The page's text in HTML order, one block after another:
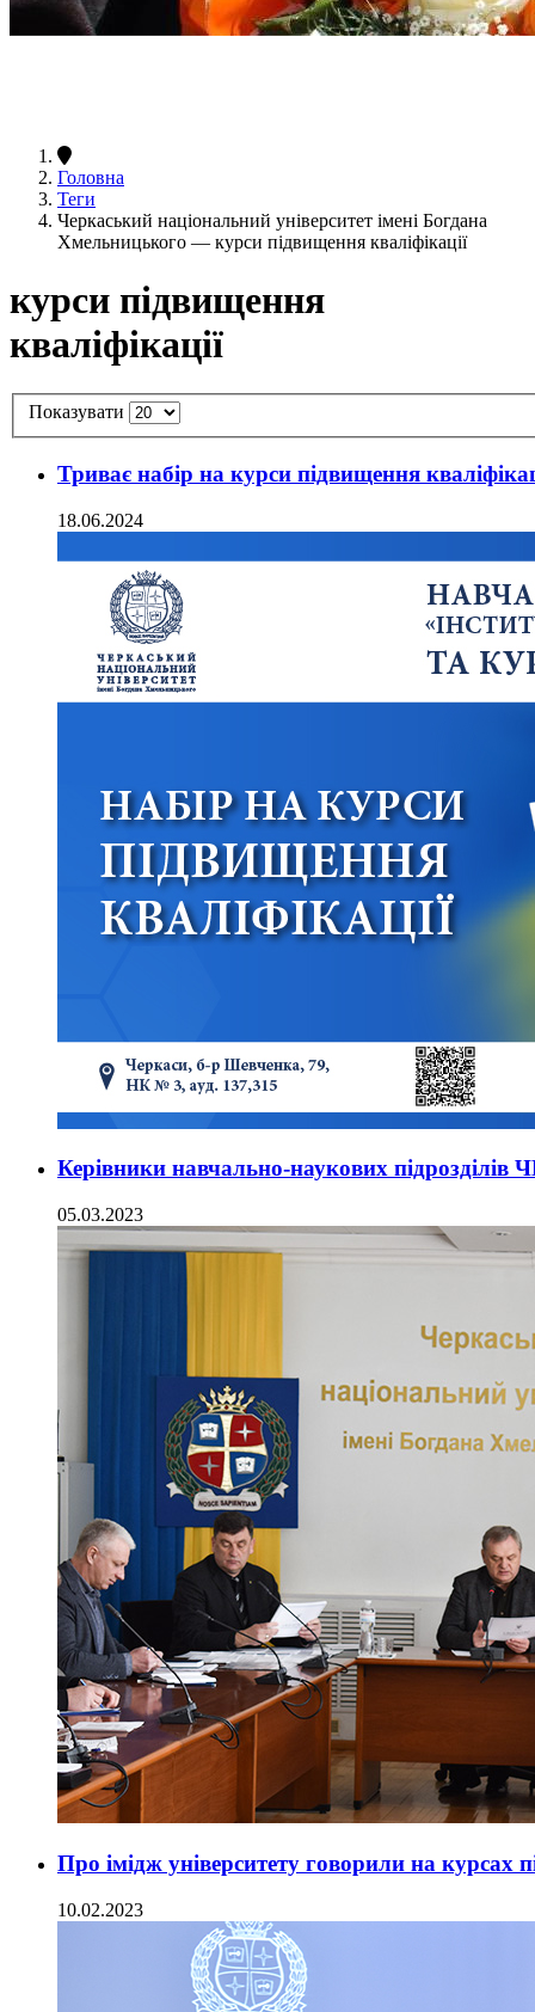
Головна
Теги
Черкаський національний університет імені Богдана
Хмельницького — курси підвищення кваліфікації
курси підвищення
кваліфікації
Показувати
Триває набір на курси підвищення
18.06.2024
Керівники навчально-наукових
05.03.2023
Про імідж університету говорили на курсах
10.02.2023